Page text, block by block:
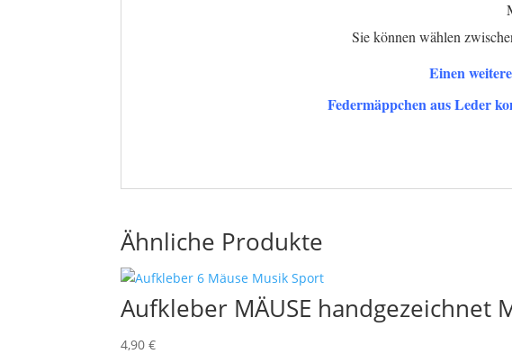
Sie können wählen
Einen
Federmäppchen aus Leder
Ähnliche Produkte
Aufkleber MÄUSE handgezeichnet
4,90€